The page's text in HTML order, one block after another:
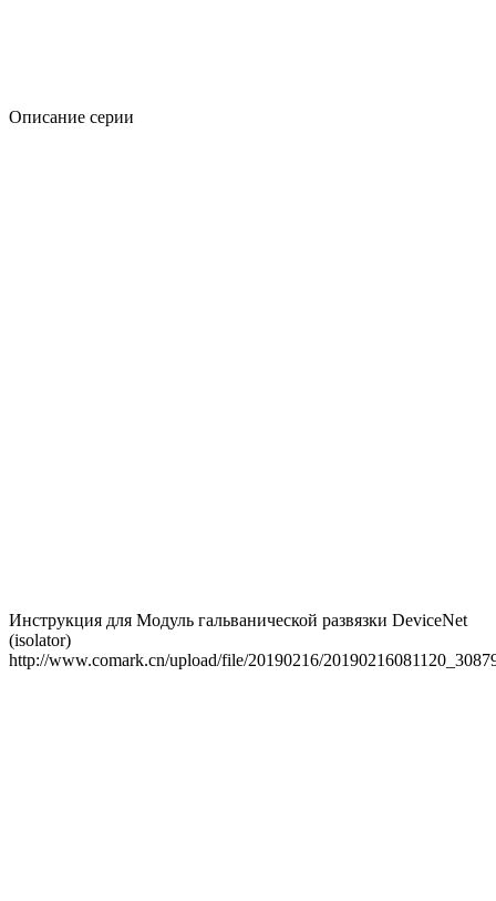
Описание серии
Инструкция для Модуль гальванической развязки DeviceNet
(isolator)
http://www.comark.cn/upload/file/20190216/